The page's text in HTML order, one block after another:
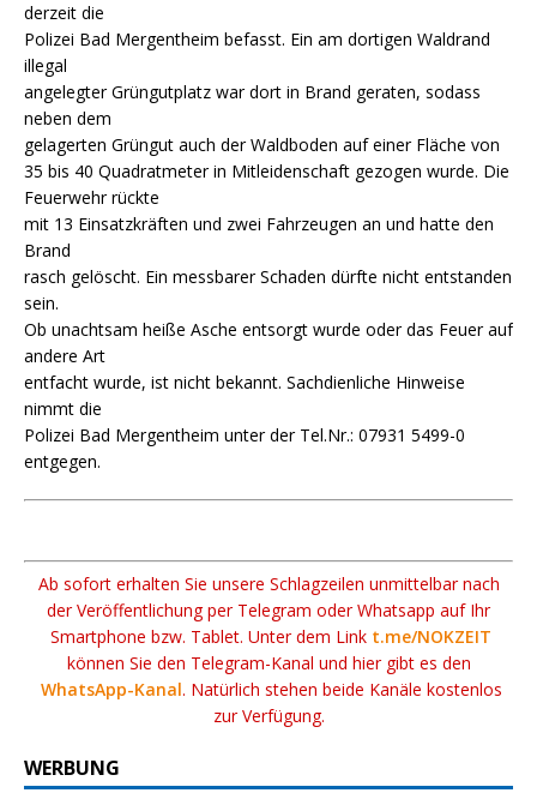
derzeit die
Polizei Bad Mergentheim befasst. Ein am dortigen Waldrand
illegal
angelegter Grüngutplatz war dort in Brand geraten, sodass
neben dem
gelagerten Grüngut auch der Waldboden auf einer Fläche von
35 bis 40 Quadratmeter in Mitleidenschaft gezogen wurde. Die
Feuerwehr rückte
mit 13 Einsatzkräften und zwei Fahrzeugen an und hatte den
Brand
rasch gelöscht. Ein messbarer Schaden dürfte nicht entstanden
sein.
Ob unachtsam heiße Asche entsorgt wurde oder das Feuer auf
andere Art
entfacht wurde, ist nicht bekannt. Sachdienliche Hinweise
nimmt die
Polizei Bad Mergentheim unter der Tel.Nr.: 07931 5499-0
entgegen.
Ab sofort erhalten Sie unsere Schlagzeilen unmittelbar nach
der Veröffentlichung per Telegram oder Whatsapp auf Ihr
Smartphone bzw. Tablet. Unter dem Link t.me/NOKZEIT
können Sie den Telegram-Kanal und hier gibt es den
WhatsApp-Kanal. Natürlich stehen beide Kanäle kostenlos
zur Verfügung.
WERBUNG